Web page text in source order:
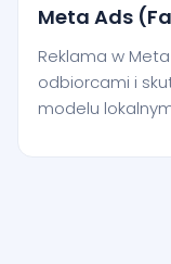
Meta Ads
Reklama w
odbiorcami i
modelu